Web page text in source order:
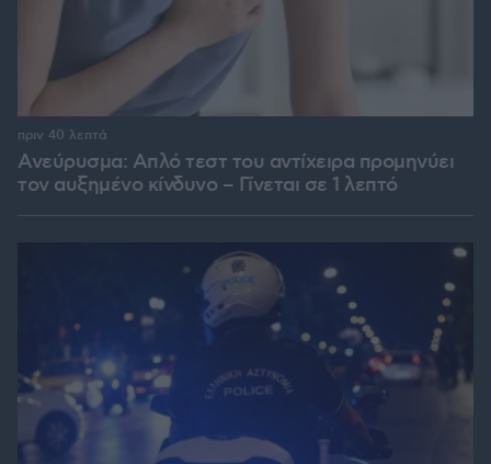
Ανεύρυσμα: Απλό τεστ του αντίχειρα προμηνύει
τον αυξημένο κίνδυνο – Γίνεται σε 1 λεπτό
πριν 40 λεπτά